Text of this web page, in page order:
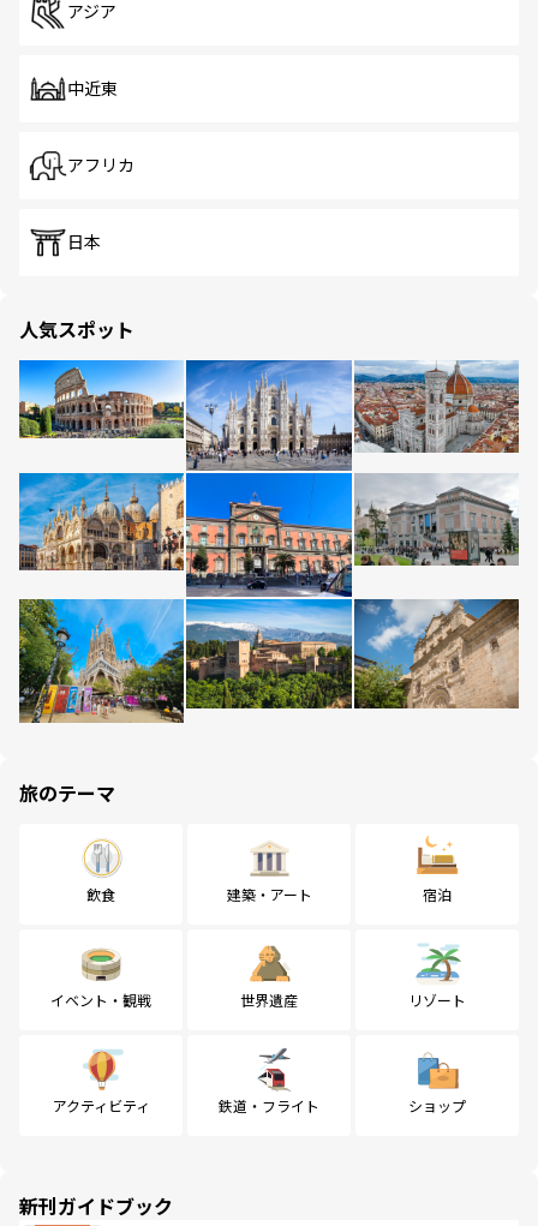
アジア
中近東
アフリカ
日本
人気スポット
旅のテーマ
飲食 建築・アート 宿泊
イベント・観戦 世界遺産 リゾート
アクティビティ 鉄道・フライト ショップ
新刊ガイドブック